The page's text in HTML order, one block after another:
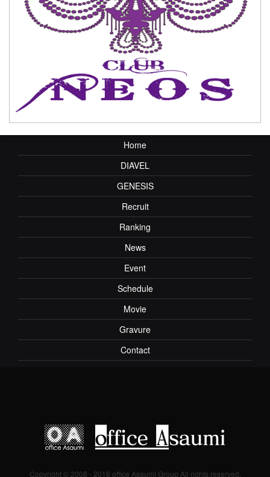
Home
DIAVEL
GENESIS
Recruit
Ranking
News
Event
Schedule
Movie
Gravure
Contact
Copyright © 2008 - 2016 office Asaumi Group All rights reserved.